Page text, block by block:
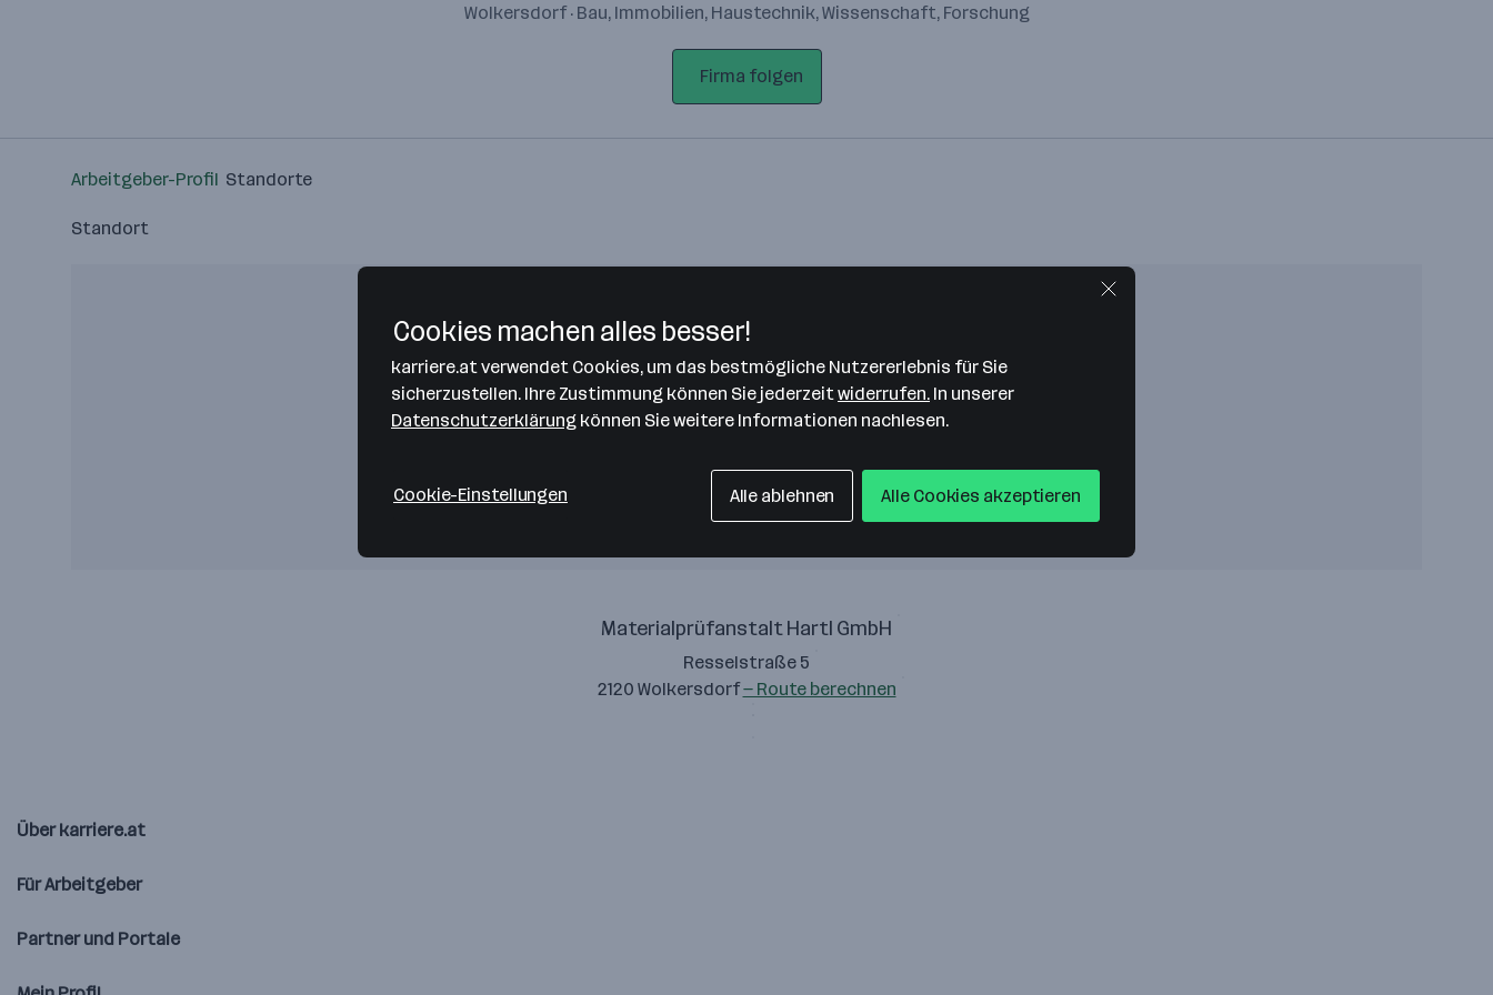
Wolkersdorf · Bau, Immobilien, Haustechnik, Wissenschaft, Forschung
Firma folgen
Arbeitgeber-Profil Standorte
Standort
Bitte stimme unseren Cookie-
Richtlinien zu, um diese Karte
anzuzeigen.
Zustimmung geben
Materialprüfanstalt Hartl GmbH
Resselstraße 5
2120 Wolkersdorf— Route berechnen
Über karriere.at
Für Arbeitgeber
Partner und Portale
Cookies machen alles besser!
karriere.at verwendet Cookies, um das bestmögliche Nutzererlebnis für Sie
sicherzustellen. Ihre Zustimmung können Sie jederzeit widerrufen. In unserer
Datenschutzerklärung können Sie weitere Informationen nachlesen.
Cookie-Einstellungen Alle ablehnen Alle Cookies akzeptieren